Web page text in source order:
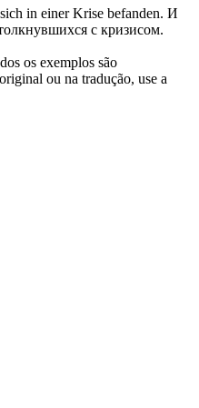
in einer Krise befanden. И
с кризисом.
os exemplos são
ou na tradução, use a